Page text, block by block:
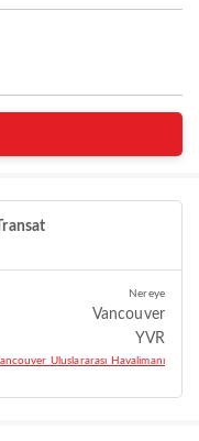
Nereye
Vancouver
YVR
Uluslararası Havalimanı